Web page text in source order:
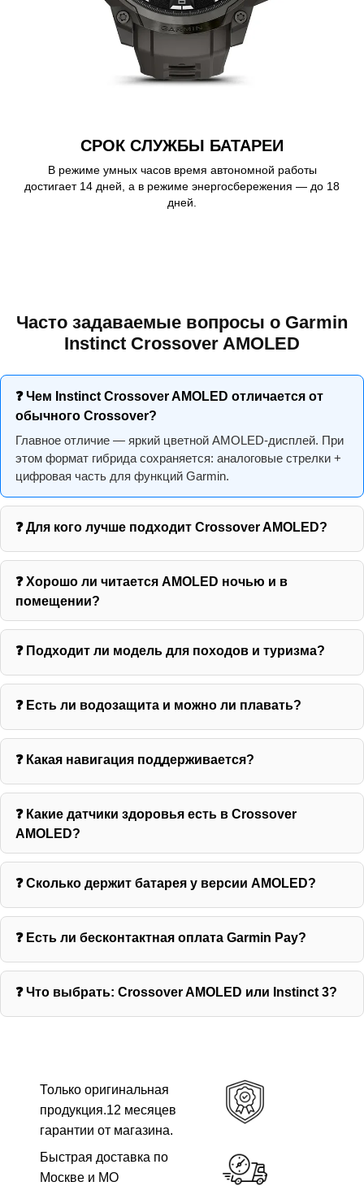
СРОК СЛУЖБЫ БАТАРЕИ
В режиме умных часов время автономной работы
достигает 14 дней, а в режиме энергосбережения — до 18
дней.
Часто задаваемые вопросы о Garmin
Instinct Crossover AMOLED
❓ Чем Instinct Crossover AMOLED отличается от
обычного Crossover?
Главное отличие — яркий цветной AMOLED-дисплей. При
этом формат гибрида сохраняется: аналоговые стрелки +
цифровая часть для функций Garmin.
❓ Для кого лучше подходит Crossover AMOLED?
❓ Хорошо ли читается AMOLED ночью и в
помещении?
❓ Подходит ли модель для походов и туризма?
❓ Есть ли водозащита и можно ли плавать?
❓ Какая навигация поддерживается?
❓ Какие датчики здоровья есть в Crossover
AMOLED?
❓ Сколько держит батарея у версии AMOLED?
❓ Есть ли бесконтактная оплата Garmin Pay?
❓ Что выбрать: Crossover AMOLED или Instinct 3?
Быстрая доставка по
Москве и МО
Только оригинальная
продукция.12 месяцев
гарантии от магазина.